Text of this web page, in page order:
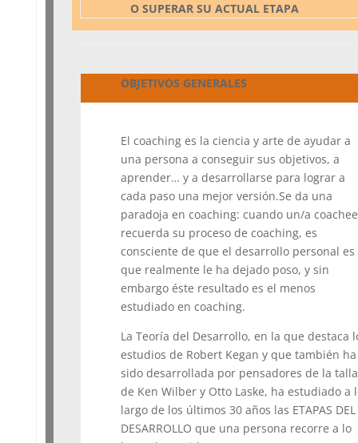
O SUPERAR SU ACTUAL ETAPA
OBJETIVOS GENERALES
El coaching es la ciencia y arte de ayudar a
una persona a conseguir sus objetivos, a
aprender… y a desarrollarse para lograr a
cada paso una mejor versión.Se da una
paradoja en coaching: cuando un/a coachee
recuerda su proceso de coaching, es
consciente de que el desarrollo personal es
que realmente le ha dejado poso, y sin
embargo éste resultado es el menos
estudiado en coaching.
La Teoría del Desarrollo, en la que destaca
estudios de Robert Kegan y que también ha
sido desarrollada por pensadores de la talla
de Ken Wilber y Otto Laske, ha estudiado a
largo de los últimos 30 años las ETAPAS DEL
DESARROLLO que una persona recorre a lo